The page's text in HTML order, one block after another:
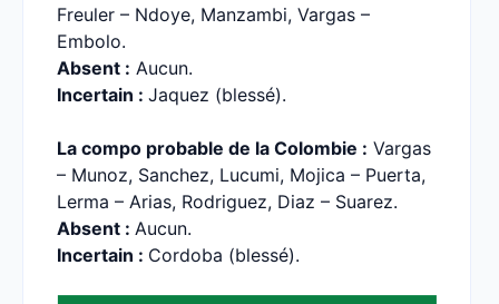
Freuler – Ndoye, Manzambi, Vargas –
Embolo.
Absent : Aucun.
Incertain : Jaquez (blessé).
La compo probable de la Colombie : Vargas
– Munoz, Sanchez, Lucumi, Mojica – Puerta,
Lerma – Arias, Rodriguez, Diaz – Suarez.
Absent : Aucun.
Incertain : Cordoba (blessé).